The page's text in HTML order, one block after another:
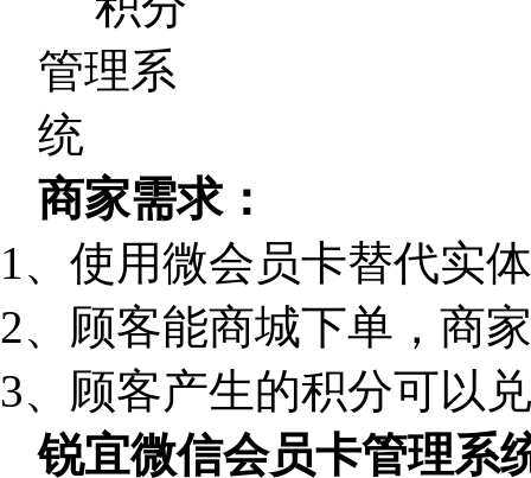
商家需求：
1、使用微会员卡替代实
2、顾客能商城下单，商
3、顾客产生的积分可以
锐宜微信会员卡管理系